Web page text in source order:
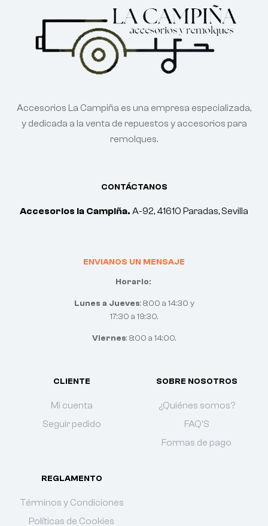
CONTÁCTANOS
Accesorios la Campiña. A-92, 41610 Paradas, Sevilla
ENVIANOS UN MENSAJE
Horario:
Lunes a Jueves: 8:00 a 14:30 y
17:30 a 19:30.
Viernes: 8:00 a 14:00.
CLIENTE
Mi cuenta
Seguir pedido
SOBRE NOSOTROS
¿Quiénes somos?
FAQ'S
Formas de pago
REGLAMENTO
Términos y Condiciones
Políticas de Cookies
Accesorios La Campiña es una empresa especializada,
y dedicada a la venta de repuestos y accesorios para
remolques.